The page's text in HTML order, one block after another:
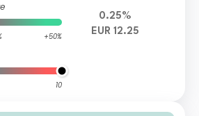
+50%
10
0.25%
EUR 12.25